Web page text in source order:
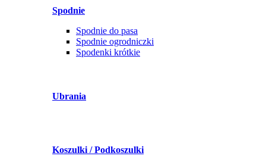
Spodnie
Spodnie do pasa
Spodnie ogrodniczki
Spodenki krótkie
Ubrania
Koszulki / Podkoszulki